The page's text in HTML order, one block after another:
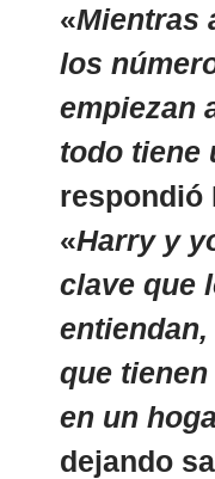
«Mientras
los
empiezan
todo tiene
respondió
«Harry y
clave que
que
en un
dejando